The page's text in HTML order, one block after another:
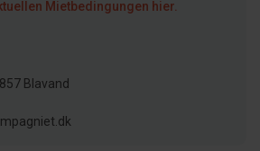
Mietbedingungen hier.
Blavand